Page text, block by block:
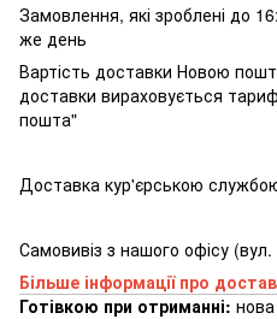
Замовлення, які зроблені до
же день
Вартість доставки Новою
доставки вираховується
пошта"
Доставка кур'єрською
Самовивіз з нашого офісу
Більше інформації про
Готівкою при отриманні: